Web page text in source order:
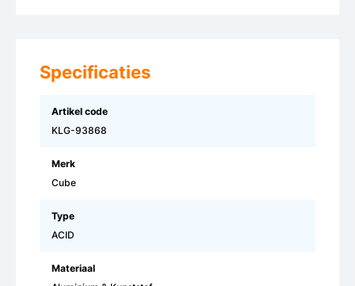
Specificaties
Artikel code
KLG-93868
Merk
Cube
Type
ACID
Materiaal